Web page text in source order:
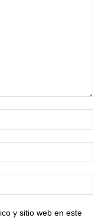
y sitio web en este